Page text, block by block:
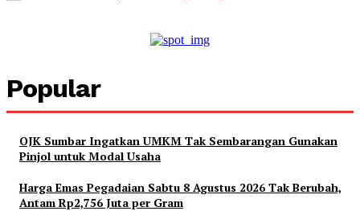
Popular
OJK Sumbar Ingatkan UMKM Tak Sembarangan Gunakan
Pinjol untuk Modal Usaha
Harga Emas Pegadaian Sabtu 8 Agustus 2026 Tak Berubah,
Antam Rp2,756 Juta per Gram